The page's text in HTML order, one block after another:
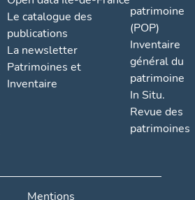
Le catalogue des
publications
La newsletter
Patrimoines et
Inventaire
patrimoine
(POP)
Inventaire
général du
patrimoine
In Situ.
Revue des
patrimoines
Mentions